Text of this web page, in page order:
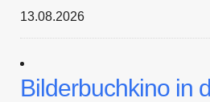
13.08.2026
Bilderbuchkino in